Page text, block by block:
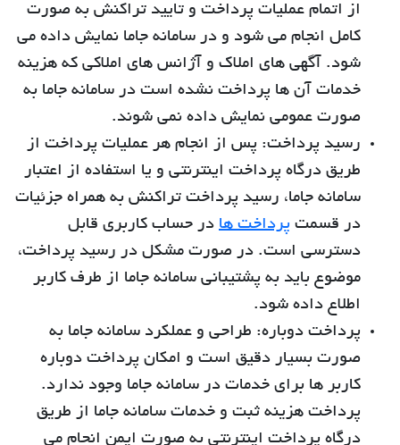
از اتمام عملیات پرداخت و تایید تراکنش به صورت
کامل انجام می شود و در سامانه جاما نمایش داده می
شود. آگهی های املاک و آژانس های املاکی که هزینه
خدمات آن ها پرداخت نشده است در سامانه جاما به
صورت عمومی نمایش داده نمی شوند.
رسید پرداخت: پس از انجام هر عملیات پرداخت از
طریق درگاه پرداخت اینترنتی و یا استفاده از اعتبار
سامانه جاما، رسید پرداخت تراکنش به همراه جزئیات
در قسمت پرداخت ها در حساب کاربری قابل
دسترسی است. در صورت مشکل در رسید پرداخت،
موضوع باید به پشتیبانی سامانه جاما از طرف کاربر
اطلاع داده شود.
پرداخت دوباره: طراحی و عملکرد سامانه جاما به
صورت بسیار دقیق است و امکان پرداخت دوباره
کاربر ها برای خدمات در سامانه جاما وجود ندارد.
پرداخت هزینه ثبت و خدمات سامانه جاما از طریق
درگاه پرداخت اینترنتی به صورت ایمن انجام می